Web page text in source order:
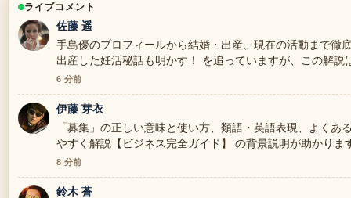
ライブコメント
佐藤 遥
手島優のプロフィールから結婚・出産、現在の活動まで徹
出産した妊活秘話も明かす！ を追っていますが、この解説
できます。
6 分前
伊藤 芽衣
「募集」の正しい意味と使い方、類語・英語表現、よくあ
やすく解説【ビジネス完全ガイド】 の背景説明が助かりま
てください。
8 分前
鈴木 蒼